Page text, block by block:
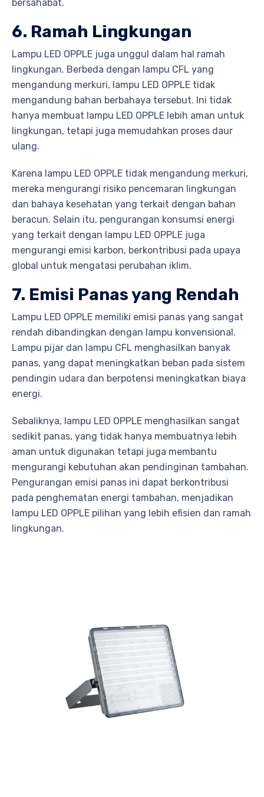
bersahabat.
6. Ramah Lingkungan
Lampu LED OPPLE juga unggul dalam hal ramah
lingkungan. Berbeda dengan lampu CFL yang
mengandung merkuri, lampu LED OPPLE tidak
mengandung bahan berbahaya tersebut. Ini tidak
hanya membuat lampu LED OPPLE lebih aman untuk
lingkungan, tetapi juga memudahkan proses daur
ulang.
Karena lampu LED OPPLE tidak mengandung merkuri,
mereka mengurangi risiko pencemaran lingkungan
dan bahaya kesehatan yang terkait dengan bahan
beracun. Selain itu, pengurangan konsumsi energi
yang terkait dengan lampu LED OPPLE juga
mengurangi emisi karbon, berkontribusi pada upaya
global untuk mengatasi perubahan iklim.
7. Emisi Panas yang Rendah
Lampu LED OPPLE memiliki emisi panas yang sangat
rendah dibandingkan dengan lampu konvensional.
Lampu pijar dan lampu CFL menghasilkan banyak
panas, yang dapat meningkatkan beban pada sistem
pendingin udara dan berpotensi meningkatkan biaya
energi.
Sebaliknya, lampu LED OPPLE menghasilkan sangat
sedikit panas, yang tidak hanya membuatnya lebih
aman untuk digunakan tetapi juga membantu
mengurangi kebutuhan akan pendinginan tambahan.
Pengurangan emisi panas ini dapat berkontribusi
pada penghematan energi tambahan, menjadikan
lampu LED OPPLE pilihan yang lebih efisien dan ramah
lingkungan.